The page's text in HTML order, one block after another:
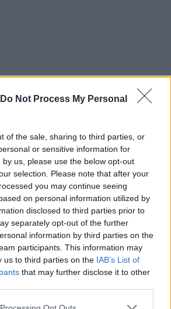
Do Not Process My Personal
of the sale, sharing to third parties, or
or sensitive information for
us, please use the below opt-out
selection. Please note that after your
you may continue seeing
on personal information utilized by
disclosed to third parties prior to
separately opt-out of the further
information by third parties on the
participants. This information may
us to third parties on the IAB’s List of
that may further disclose it to other
website/app uses one or more Google
Πέμπτη 29 Ιαν 2026, 11:02
ΗΠΑ: Αμάξι έπεσε στην